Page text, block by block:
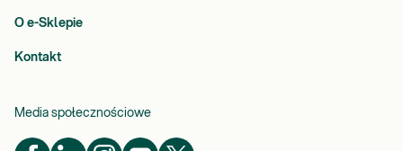
O e-Sklepie
Kontakt
Media społecznościowe